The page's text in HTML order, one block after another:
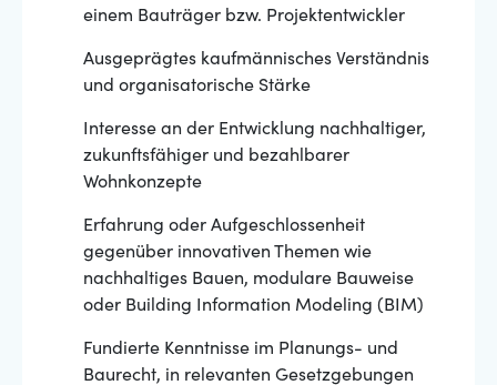
einem Bauträger bzw. Projektentwickler
Ausgeprägtes kaufmännisches Verständnis
und organisatorische Stärke
Interesse an der Entwicklung nachhaltiger,
zukunftsfähiger und bezahlbarer
Wohnkonzepte
Erfahrung oder Aufgeschlossenheit
gegenüber innovativen Themen wie
nachhaltiges Bauen, modulare Bauweise
oder Building Information Modeling (BIM)
Fundierte Kenntnisse im Planungs- und
Baurecht, in relevanten Gesetzgebungen